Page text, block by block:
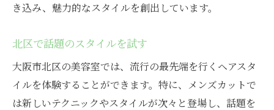
き込み、魅力的なスタイルを創出しています。
北区で話題のスタイルを試す
大阪市北区の美容室では、流行の最先端を行くヘアスタ
イルを体験することができます。特に、メンズカットで
は新しいテクニックやスタイルが次々と登場し、話題を